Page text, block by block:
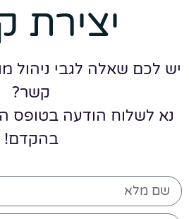
יצירת
יש לכם שאלה לגבי ניהול
קשר?
נא לשלוח הודעה בטופס
בהקדם!